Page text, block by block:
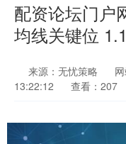
配资论坛门户
均线关键位
来源：无忧策略
13:22:12
查看：207